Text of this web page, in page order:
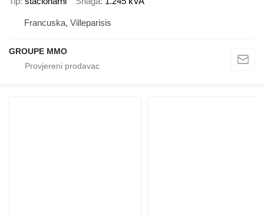
Francuska, Villeparisis
GROUPE MMO